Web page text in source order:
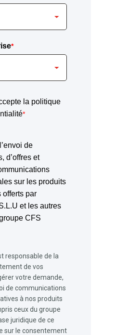
*
la politique
*
de
d’offres et
sur les produits
offerts par
et les autres
CFS
responsable de la
de vos
votre demande,
de communications
à nos produits
ceux du groupe
juridique de ce
sur le consentement